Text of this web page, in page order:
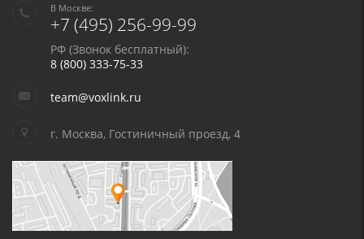
В Москве:
+7 (495) 256-99-99
РФ (Звонок бесплатный):
8 (800) 333-75-33
team@voxlink.ru
г. Москва, Гостиничный проезд, 4